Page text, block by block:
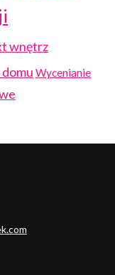
wnętrz
Wycenianie